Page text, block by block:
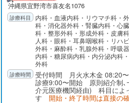
沖縄県宜野湾市喜友名1076
内科・血液内科・リウマチ科・
科・消化器外科・腎臓内科・心
科・整形外科・形成外科・皮膚
人科・眼科・耳鼻咽喉科・リハ
外科・麻酔科・乳腺外科・呼吸
内科・糖尿病内科・内分泌内科
外科
受付時間 月火水木金 08:20
診療9:00〜開始 原則紹介制､
介元医療機関経由) 科目によ
す 開始・終了時間は直接の